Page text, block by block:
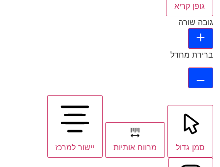
גופן קריא
גובה שורה
ברירת מחדל
סמן גדול מרווח אותיות יישור למרכז